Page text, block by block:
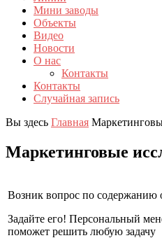
Мини заводы
Объекты
Видео
Новости
О нас
Контакты
Контакты
Случайная запись
Вы здесь Главная
Маркетинговые
Возник вопрос по содержанию
Задайте его! Персональный
поможет решить любую задачу